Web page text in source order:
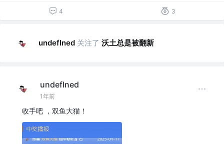
4 3
undefIned 关注了 沃土总是被翻新
undefIned
1年前
收手吧 ，双鱼大猫！